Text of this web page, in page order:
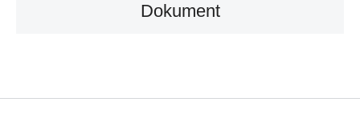
Dokument